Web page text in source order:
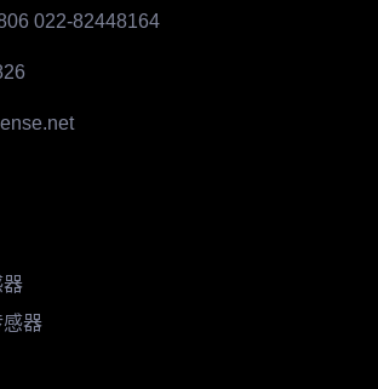
022-82448164
器
器